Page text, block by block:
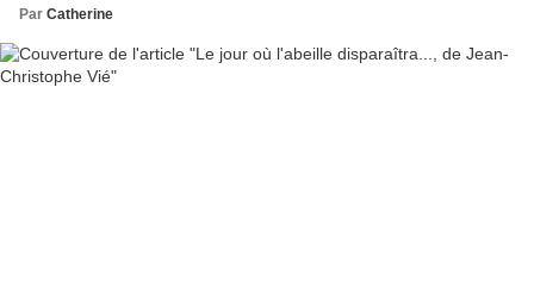
Par Catherine